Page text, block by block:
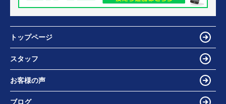
トップページ
スタッフ
お客様の声
ブログ